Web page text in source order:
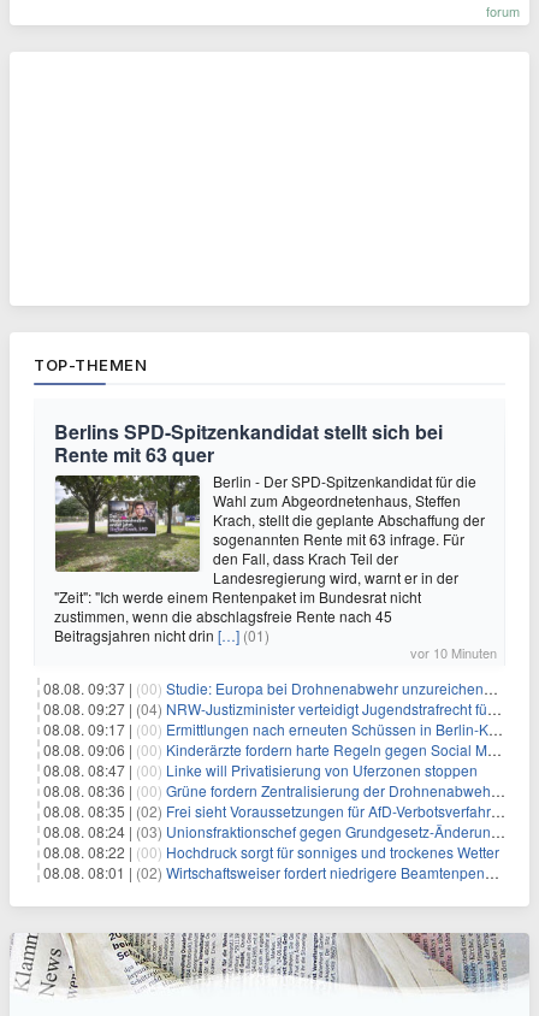
forum
TOP-THEMEN
Berlins SPD-Spitzenkandidat stellt sich bei
Rente mit 63 quer
Berlin - Der SPD-Spitzenkandidat für die
Wahl zum Abgeordnetenhaus, Steffen
Krach, stellt die geplante Abschaffung der
sogenannten Rente mit 63 infrage. Für
den Fall, dass Krach Teil der
Landesregierung wird, warnt er in der
"Zeit": "Ich werde einem Rentenpaket im Bundesrat nicht
zustimmen, wenn die abschlagsfreie Rente nach 45
Beitragsjahren nicht drin […] (01)
vor 10 Minuten
08.08. 09:37 | (00) Studie: Europa bei Drohnenabwehr unzureichend vorbereitet
08.08. 09:27 | (04) NRW-Justizminister verteidigt Jugendstrafrecht für Heranwachsende
08.08. 09:17 | (00) Ermittlungen nach erneuten Schüssen in Berlin-Kreuzberg dauern an
08.08. 09:06 | (00) Kinderärzte fordern harte Regeln gegen Social Media
08.08. 08:47 | (00) Linke will Privatisierung von Uferzonen stoppen
08.08. 08:36 | (00) Grüne fordern Zentralisierung der Drohnenabwehr bei Bundespolizei
08.08. 08:35 | (02) Frei sieht Voraussetzungen für AfD-Verbotsverfahren nicht gegeben
08.08. 08:24 | (03) Unionsfraktionschef gegen Grundgesetz-Änderung für queere Rechte
08.08. 08:22 | (00) Hochdruck sorgt für sonniges und trockenes Wetter
08.08. 08:01 | (02) Wirtschaftsweiser fordert niedrigere Beamtenpensionen